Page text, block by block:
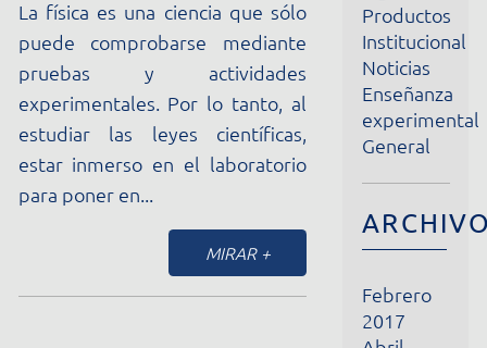
pruebas y actividades
experimentales. Por lo tanto, al
estudiar las leyes científicas,
estar inmerso en el laboratorio
para poner en...
Noticias
Enseñanza
experimental
General
ARCHIVOS
Febrero
2017
Puede